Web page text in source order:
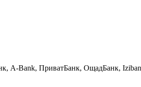
A-Bank, ПриватБанк, ОщадБанк,